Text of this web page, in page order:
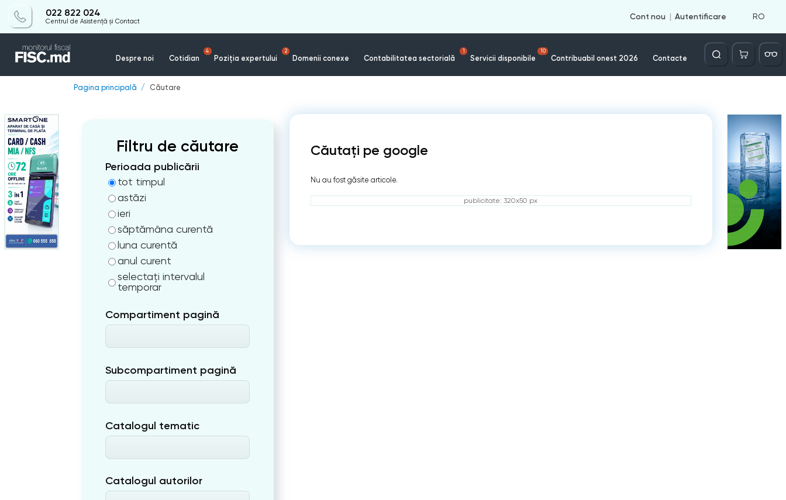
022 822 024
Centrul de Asistență și Contact
Cont nou Autentificare RO
Despre noi Cotidian
4
Poziția expertului
2
Domenii conexe Contabilitatea sectorială
1
Servicii disponibile
10
Contribuabil onest 2026 Contacte
Căutare
Pagina principală Căutare
Filtru de căutare
Perioada publicării
tot timpul
astăzi
ieri
săptămâna curentă
luna curentă
anul curent
selectați intervalul
temporar
Compartiment pagină
Subcompartiment pagină
Catalogul tematic
Catalogul autorilor
Căutați pe google
Nu au fost găsite articole.
publicitate: 320x50 px